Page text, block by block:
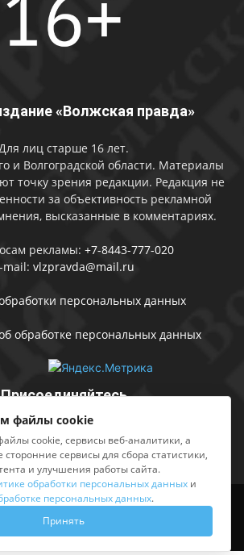
«Волжская правда»
лиц старше 16 лет.
и Волгоградской области. Материалы
точку зрения редакции. Редакция не
за объективность рекламной
высказанные в комментариях.
рекламы: +7-8443-777-020
mail: vlzpravda@mail.ru
персональных данных
обработке персональных данных
Присоединяйтесь
данные Sing in
газеты «Волжская правда», 2012-2026
файлы cookie
cookie, сервисы веб-аналитики, а
сервисы для сбора статистики,
и улучшения работы сайта.
обработки персональных данных и
персональных данных.
Принять